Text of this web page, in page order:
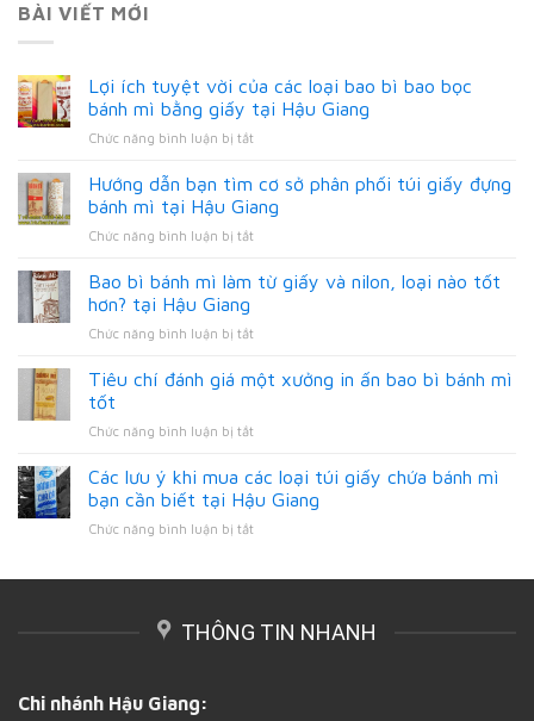
BÀI VIẾT MỚI
Lợi ích tuyệt vời của các loại bao bì bao bọc
bánh mì bằng giấy tại Hậu Giang
Chức năng bình luận bị tắtở
vời
của
loại
bao
bánh
giấy
Hậu
Giang
Hướng dẫn bạn tìm cơ sở phân phối túi giấy đựng
bánh mì tại Hậu Giang
Chức năng bình luận bị tắtở
dẫn
cơ
phân
giấy
bánh
mì
Hậu
Bao bì bánh mì làm từ giấy và nilon, loại nào tốt
hơn? tại Hậu Giang
Chức năng bình luận bị tắtở
bì
bánh
làm
giấy
và
loại
Hậu
Tiêu chí đánh giá một xưởng in ấn bao bì bánh mì
tốt
Chức năng bình luận bị tắtở
chí
đánh
giá
một
bì
Các lưu ý khi mua các loại túi giấy chứa bánh mì
bạn cần biết tại Hậu Giang
Chức năng bình luận bị tắtở
mua
THÔNG TIN NHANH
Chi nhánh Hậu Giang: